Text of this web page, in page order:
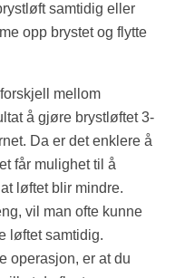
samtidig eller
opp brystet og flytte
mellom
å gjøre brystløftet 3-
Da er det enklere å
får mulighet til å
løftet blir mindre.
vil man ofte kunne
løftet samtidig.
operasjon, er at du